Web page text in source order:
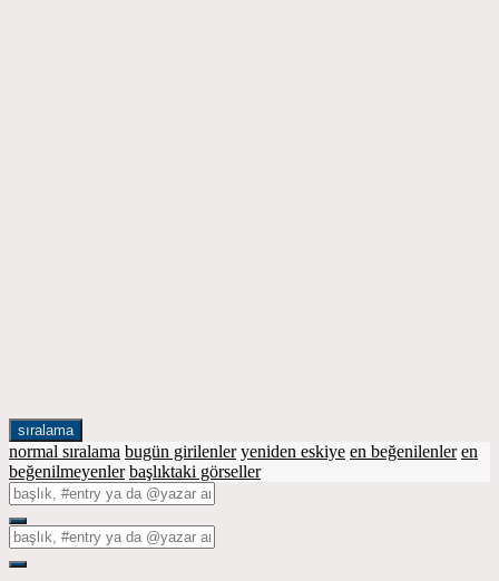
sıralama
normal sıralama bugün girilenler yeniden eskiye en beğenilenler en
beğenilmeyenler başlıktaki görseller